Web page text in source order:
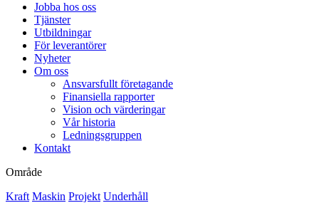
Jobba hos oss
Tjänster
Utbildningar
För leverantörer
Nyheter
Om oss
Ansvarsfullt företagande
Finansiella rapporter
Vision och värderingar
Vår historia
Ledningsgruppen
Kontakt
Område
Kraft Maskin Projekt Underhåll